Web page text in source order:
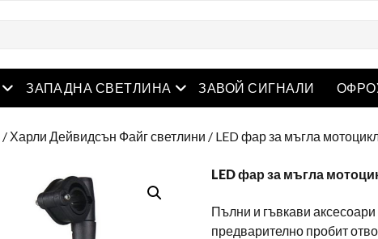
Отворете менюто
ЗАПАДНА СВЕТЛИНА Отворете менюто
ЗАВОЙ СИГНАЛИ
/ Харли Дейвидсън Файг светлини / LED фар за мъгла
LED фар за мъгла
Пълни и гъвкави
предварително пробит